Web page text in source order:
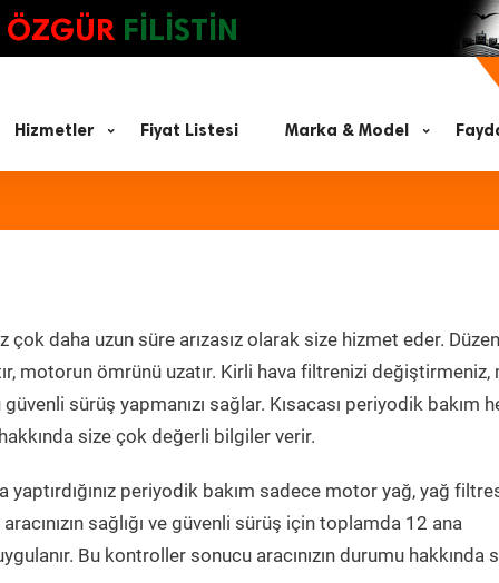
ÖZGÜR FİLİSTİN
Hizmetler Fiyat Listesi Marka & Model
çok daha uzun süre arızasız olarak size hizmet eder.
motorun ömrünü uzatır. Kirli hava filtrenizi
sürüş yapmanızı sağlar. Kısacası periyodik bakım
size çok değerli bilgiler verir.
yaptırdığınız periyodik bakım sadece motor yağ, yağ
sağlığı ve güvenli sürüş için toplamda 12 ana
Bu kontroller sonucu aracınızın durumu hakkında